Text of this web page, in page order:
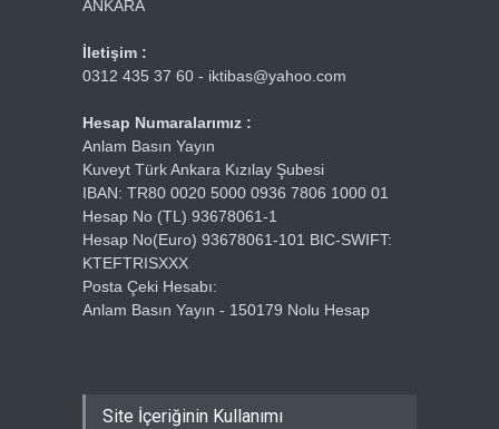
ANKARA
İletişim :
0312 435 37 60 - iktibas@yahoo.com
Hesap Numaralarımız :
Anlam Basın Yayın
Kuveyt Türk Ankara Kızılay Şubesi
IBAN: TR80 0020 5000 0936 7806 1000 01
Hesap No (TL) 93678061-1
Hesap No(Euro) 93678061-101 BIC-SWIFT:
KTEFTRISXXX
Posta Çeki Hesabı:
Anlam Basın Yayın - 150179 Nolu Hesap
Site İçeriğinin Kullanımı